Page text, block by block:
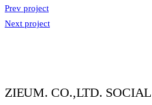
Prev project
Next project
ZIEUM. CO.,LTD.